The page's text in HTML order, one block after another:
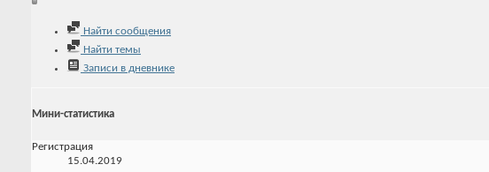
Найти сообщения
Найти темы
Записи в дневнике
Мини-статистика
Регистрация
15.04.2019